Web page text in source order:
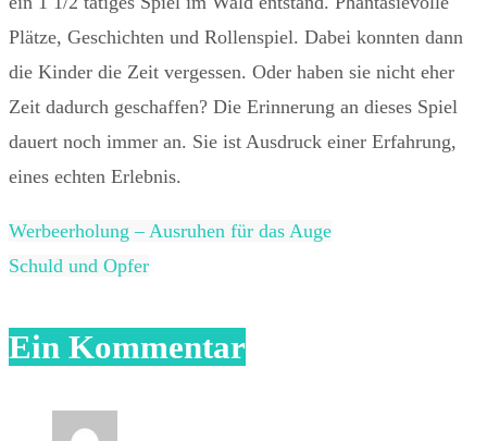
Plätze, Geschichten und Rollenspiel. Dabei konnten dann
die Kinder die Zeit vergessen. Oder haben sie nicht eher
Zeit dadurch geschaffen? Die Erinnerung an dieses Spiel
dauert noch immer an. Sie ist Ausdruck einer Erfahrung,
eines echten Erlebnis.
Werbeerholung – Ausruhen für das Auge
Schuld und Opfer
Ein Kommentar